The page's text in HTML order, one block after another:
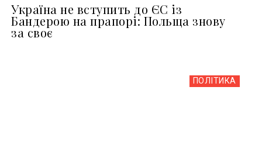
Україна не вступить до ЄС із
Бандерою на прапорі: Польща знову
за своє
ПОЛІТИКА